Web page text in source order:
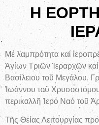
Η
Μέ λαμπρότητα καί
Ἁγίων Τριῶν Ἱεραρχῶν
Βασίλειου τοῦ Μεγάλου,
Ἰωάννου τοῦ Χρυσοστόμου
περικαλλῆ Ἱερό Ναό τοῦ
Τῆς Θείας Λειτουργίας